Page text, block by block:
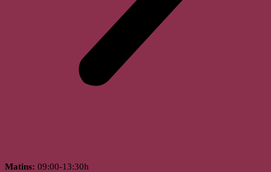
Matins: 09:00-13:30h